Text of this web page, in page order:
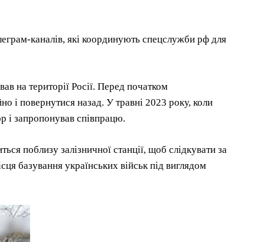
каналів, які координують спецслужби рф для
на території Росії. Перед початком
і повернутися назад. У травні 2023 року, коли
і запропонував співпрацю.
поблизу залізничної станції, щоб слідкувати за
базування українських військ під виглядом